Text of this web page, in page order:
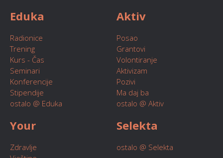
Eduka
Radionice
Trening
Kurs - Čas
Seminari
Konferencije
Stipendije
ostalo @ Eduka
Aktiv
Posao
Grantovi
Volontiranje
Aktivizam
Pozivi
Ma daj ba
ostalo @ Aktiv
Your
Zdravlje
Selekta
ostalo @ Selekta